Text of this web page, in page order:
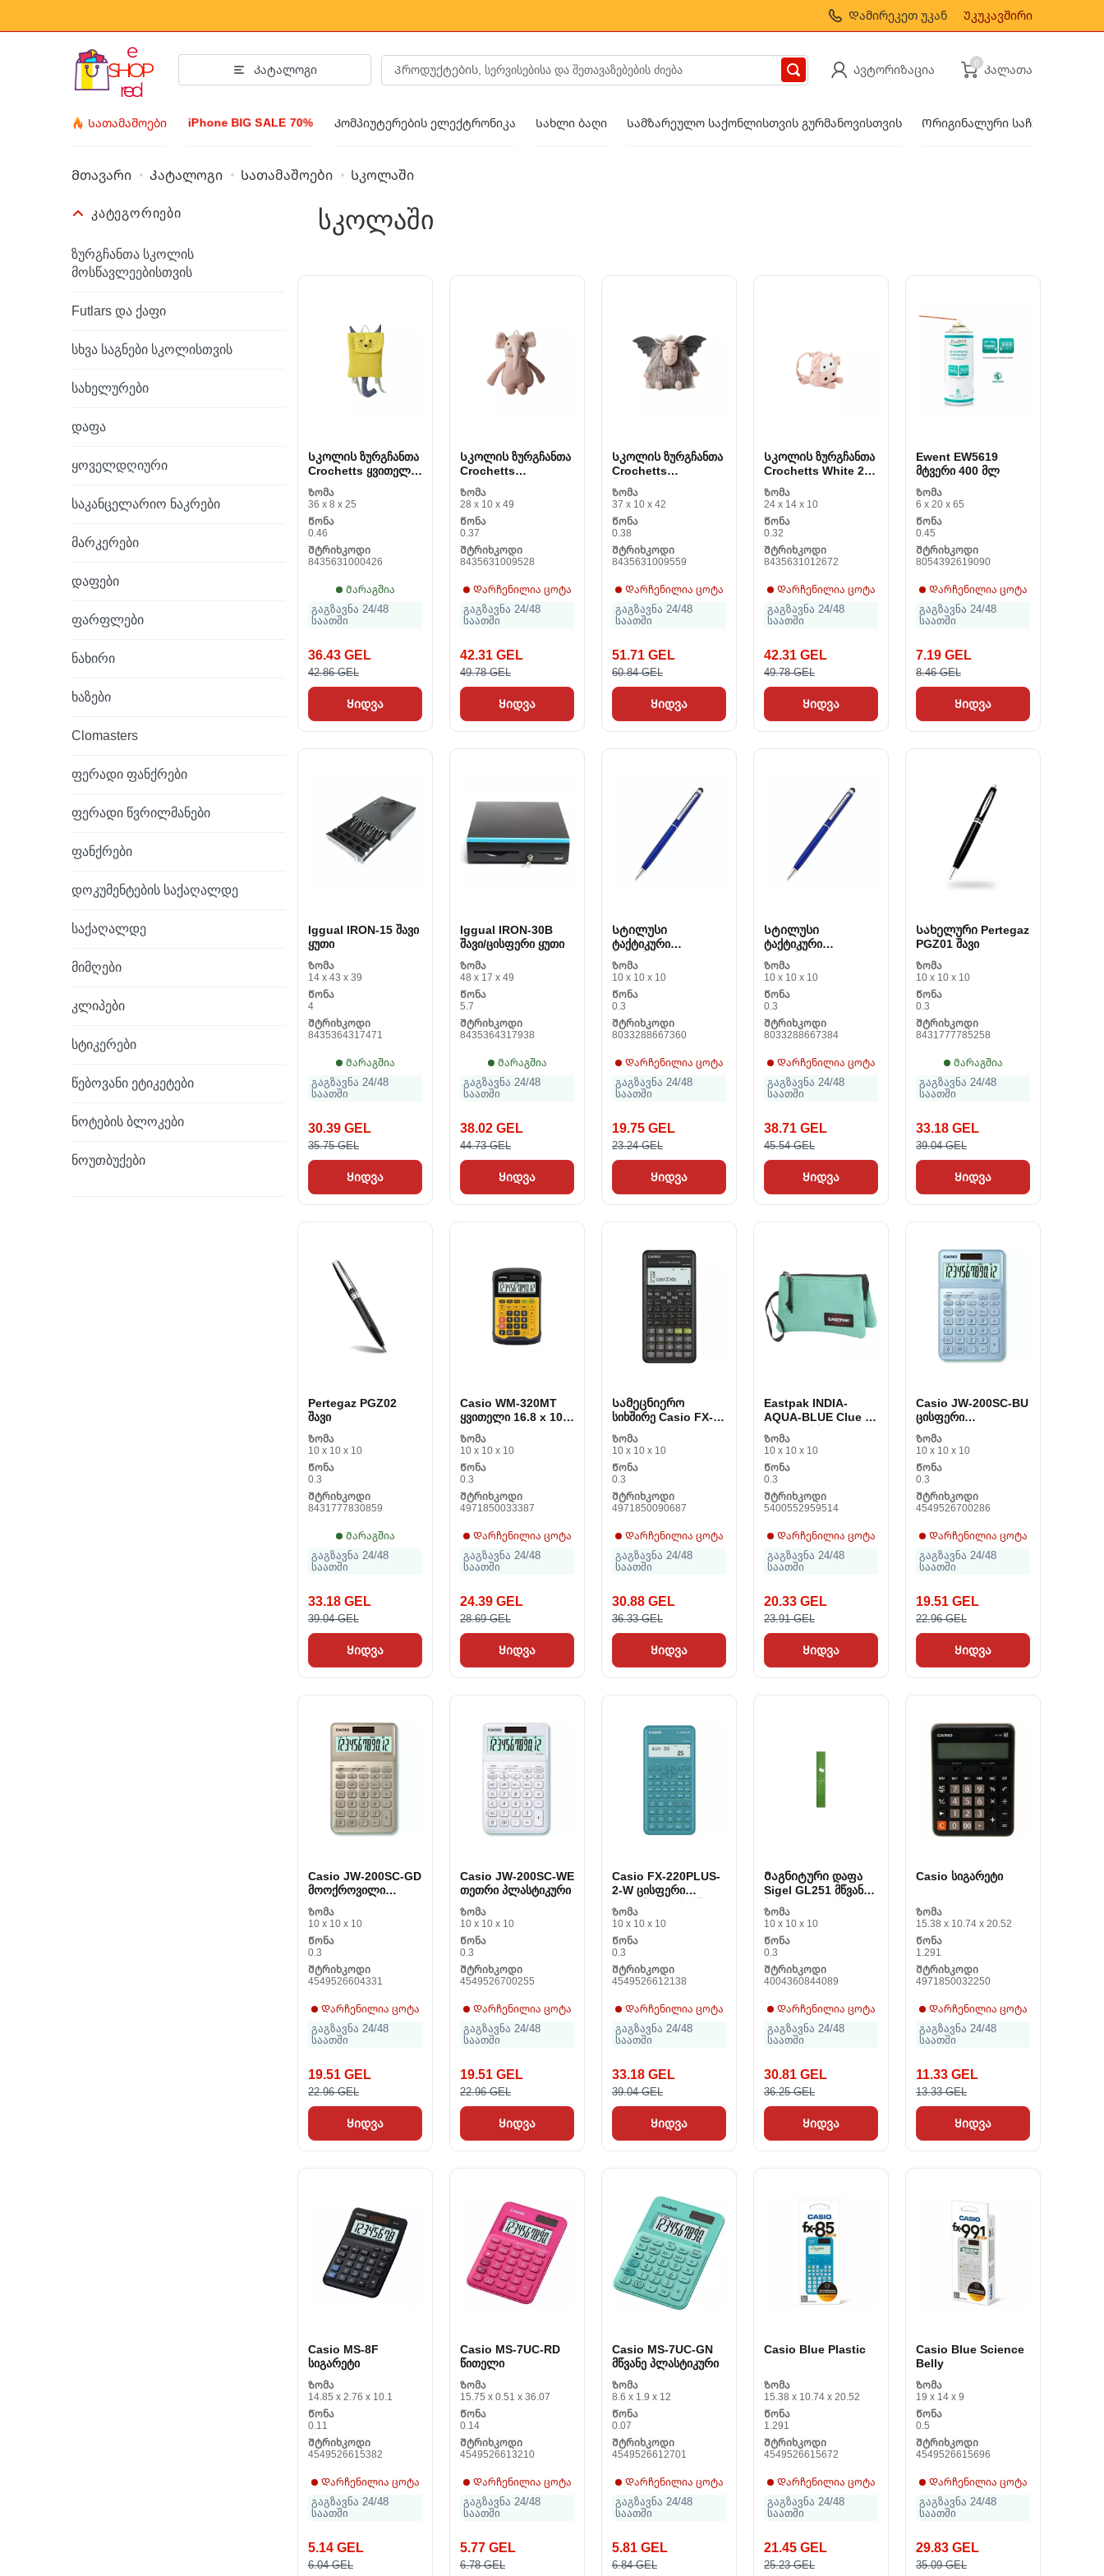
Დამირეკეთ უკან Უკუკავშირი
Კატალოგი Ავტორიზაცია
0
Კალათა
Სათამაშოები iPhone BIG SALE 70% Კომპიუტერების ელექტრონიკა Სახლი ბაღი Სამზარეულო საქონლისთვის გურმანოვისთვის Ორიგინალური საჩუქრები
Axesuara- ს მოდა
ტანსაცმელი და ფეხსაცმელი
Მთავარი Კატალოგი Სათამაშოები Სკოლაში
ᲙᲐᲢᲔᲒᲝᲠᲘᲔᲑᲘ
ზურგჩანთა სკოლის
მოსწავლეებისთვის
Futlars და ქაფი
სხვა საგნები სკოლისთვის
სახელურები
დაფა
ყოველდღიური
საკანცელარიო ნაკრები
მარკერები
დაფები
ფარფლები
ნახირი
ხაზები
Clomasters
ფერადი ფანქრები
ფერადი წვრილმანები
ფანქრები
დოკუმენტების საქაღალდე
საქაღალდე
მიმღები
კლიპები
სტიკერები
წებოვანი ეტიკეტები
ნოტების ბლოკები
ნოუთბუქები
სკოლაში
Სკოლის ზურგჩანთა
Crochetts ყვითელი
24 x 49 x 4 სმ მგელი
Ზომა
36 x 8 x 25
Წონა
0.46
Შტრიხკოდი
8435631000426
Მარაგშია
გაგზავნა 24/48
საათში
36.43 GEL
42.86 GEL
Ყიდვა
Სკოლის ზურგჩანთა
Crochetts
ვარდისფერი 28 x 49
x 23 სმ სპილო
Ზომა
28 x 10 x 49
Წონა
0.37
Შტრიხკოდი
8435631009528
Დარჩენილია ცოტა
გაგზავნა 24/48
საათში
42.31 GEL
49.78 GEL
Ყიდვა
Სკოლის ზურგჩანთა
Crochetts
ნაცრისფერი 37 x 42
x 23 სმ ბატი
Ზომა
37 x 10 x 42
Წონა
0.38
Შტრიხკოდი
8435631009559
Დარჩენილია ცოტა
გაგზავნა 24/48
საათში
51.71 GEL
60.84 GEL
Ყიდვა
Სკოლის ზურგჩანთა
Crochetts White 23
x 30 x 11 სმ ძროხა
Ზომა
24 x 14 x 10
Წონა
0.32
Შტრიხკოდი
8435631012672
Დარჩენილია ცოტა
გაგზავნა 24/48
საათში
42.31 GEL
49.78 GEL
Ყიდვა
Ewent EW5619
მტვერი 400 მლ
Ზომა
6 x 20 x 65
Წონა
0.45
Შტრიხკოდი
8054392619090
Დარჩენილია ცოტა
გაგზავნა 24/48
საათში
7.19 GEL
8.46 GEL
Ყიდვა
Iggual IRON-15 შავი
ყუთი
Ზომა
14 x 43 x 39
Წონა
4
Შტრიხკოდი
8435364317471
Მარაგშია
გაგზავნა 24/48
საათში
30.39 GEL
35.75 GEL
Ყიდვა
Iggual IRON-30B
შავი/ცისფერი ყუთი
Ზომა
48 x 17 x 49
Წონა
5.7
Შტრიხკოდი
8435364317938
Მარაგშია
გაგზავნა 24/48
საათში
38.02 GEL
44.73 GEL
Ყიდვა
Სტილუსი
ტაქტიკური
მაჩვენებლით
Morellato J1066
Ზომა
10 x 10 x 10
Წონა
0.3
Შტრიხკოდი
8033288667360
Დარჩენილია ცოტა
გაგზავნა 24/48
საათში
19.75 GEL
23.24 GEL
Ყიდვა
Სტილუსი
ტაქტიკური
მაჩვენებლით
Morellato J1066
Ზომა
10 x 10 x 10
Წონა
0.3
Შტრიხკოდი
8033288667384
Დარჩენილია ცოტა
გაგზავნა 24/48
საათში
38.71 GEL
45.54 GEL
Ყიდვა
Სახელური Pertegaz
PGZ01 შავი
Ზომა
10 x 10 x 10
Წონა
0.3
Შტრიხკოდი
8431777785258
Მარაგშია
გაგზავნა 24/48
საათში
33.18 GEL
39.04 GEL
Ყიდვა
Pertegaz PGZ02
შავი
Ზომა
10 x 10 x 10
Წონა
0.3
Შტრიხკოდი
8431777830859
Მარაგშია
გაგზავნა 24/48
საათში
33.18 GEL
39.04 GEL
Ყიდვა
Casio WM-320MT
ყვითელი 16.8 x 10.8
x 3.3 სმ
Ზომა
10 x 10 x 10
Წონა
0.3
Შტრიხკოდი
4971850033387
Დარჩენილია ცოტა
გაგზავნა 24/48
საათში
24.39 GEL
28.69 GEL
Ყიდვა
Სამეცნიერო
სიხშირე Casio FX-
570-ESPLUS-II
ნაცრისფერი
Ზომა
10 x 10 x 10
Წონა
0.3
Შტრიხკოდი
4971850090687
Დარჩენილია ცოტა
გაგზავნა 24/48
საათში
30.88 GEL
36.33 GEL
Ყიდვა
Eastpak INDIA-
AQUA-BLUE Clue 12
x 20 x 2 სმ
Ზომა
10 x 10 x 10
Წონა
0.3
Შტრიხკოდი
5400552959514
Დარჩენილია ცოტა
გაგზავნა 24/48
საათში
20.33 GEL
23.91 GEL
Ყიდვა
Casio JW-200SC-BU
ცისფერი
პლასტიკური
Ზომა
10 x 10 x 10
Წონა
0.3
Შტრიხკოდი
4549526700286
Დარჩენილია ცოტა
გაგზავნა 24/48
საათში
19.51 GEL
22.96 GEL
Ყიდვა
Casio JW-200SC-GD
მოოქროვილი
პლასტიკური
Ზომა
10 x 10 x 10
Წონა
0.3
Შტრიხკოდი
4549526604331
Დარჩენილია ცოტა
გაგზავნა 24/48
საათში
19.51 GEL
22.96 GEL
Ყიდვა
Casio JW-200SC-WE
თეთრი პლასტიკური
Ზომა
10 x 10 x 10
Წონა
0.3
Შტრიხკოდი
4549526700255
Დარჩენილია ცოტა
გაგზავნა 24/48
საათში
19.51 GEL
22.96 GEL
Ყიდვა
Casio FX-220PLUS-
2-W ცისფერი
სამეცნიერო სიხშირე
Ზომა
10 x 10 x 10
Წონა
0.3
Შტრიხკოდი
4549526612138
Დარჩენილია ცოტა
გაგზავნა 24/48
საათში
33.18 GEL
39.04 GEL
Ყიდვა
Მაგნიტური დაფა
Sigel GL251 მწვანე
მინა 12 x 78 სმ
Ზომა
10 x 10 x 10
Წონა
0.3
Შტრიხკოდი
4004360844089
Დარჩენილია ცოტა
გაგზავნა 24/48
საათში
30.81 GEL
36.25 GEL
Ყიდვა
Casio სიგარეტი
Ზომა
15.38 x 10.74 x 20.52
Წონა
1.291
Შტრიხკოდი
4971850032250
Დარჩენილია ცოტა
გაგზავნა 24/48
საათში
11.33 GEL
13.33 GEL
Ყიდვა
Casio MS-8F
სიგარეტი
Ზომა
14.85 x 2.76 x 10.1
Წონა
0.11
Შტრიხკოდი
4549526615382
Დარჩენილია ცოტა
გაგზავნა 24/48
საათში
5.14 GEL
6.04 GEL
Casio MS-7UC-RD
წითელი
Ზომა
15.75 x 0.51 x 36.07
Წონა
0.14
Შტრიხკოდი
4549526613210
Დარჩენილია ცოტა
გაგზავნა 24/48
საათში
5.77 GEL
6.78 GEL
Casio MS-7UC-GN
მწვანე პლასტიკური
Ზომა
8.6 x 1.9 x 12
Წონა
0.07
Შტრიხკოდი
4549526612701
Დარჩენილია ცოტა
გაგზავნა 24/48
საათში
5.81 GEL
6.84 GEL
Casio Blue Plastic
Ზომა
15.38 x 10.74 x 20.52
Წონა
1.291
Შტრიხკოდი
4549526615672
Დარჩენილია ცოტა
გაგზავნა 24/48
საათში
21.45 GEL
25.23 GEL
Casio Blue Science
Belly
Ზომა
19 x 14 x 9
Წონა
0.5
Შტრიხკოდი
4549526615696
Დარჩენილია ცოტა
გაგზავნა 24/48
საათში
29.83 GEL
35.09 GEL